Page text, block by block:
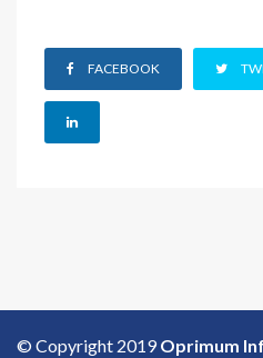
FACEBOOK
© Copyright 2019Oprimum